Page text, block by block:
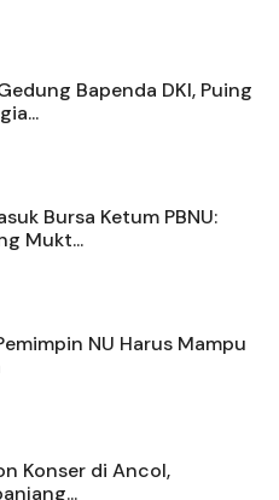
Bapenda DKI, Puing
Bursa Ketum PBNU:
Mukt...
NU Harus Mampu
Konser di Ancol,